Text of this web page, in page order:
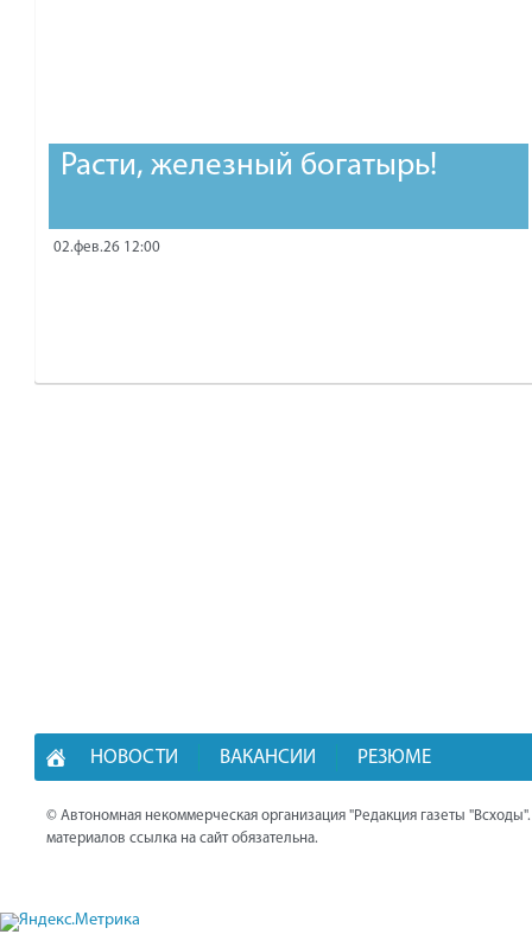
Расти, железный богатырь!
02.фев.26 12:00
НОВОСТИ ВАКАНСИИ РЕЗЮМЕ
© Автономная некоммерческая организация "Редакция газеты
материалов ссылка на сайт обязательна.